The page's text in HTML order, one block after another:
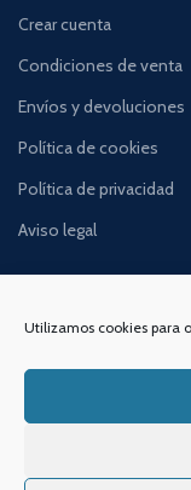
Utilizamos cookies para
Crear cuenta
Condiciones de venta
Envíos y devoluciones
Política de cookies
Política de privacidad
Aviso legal